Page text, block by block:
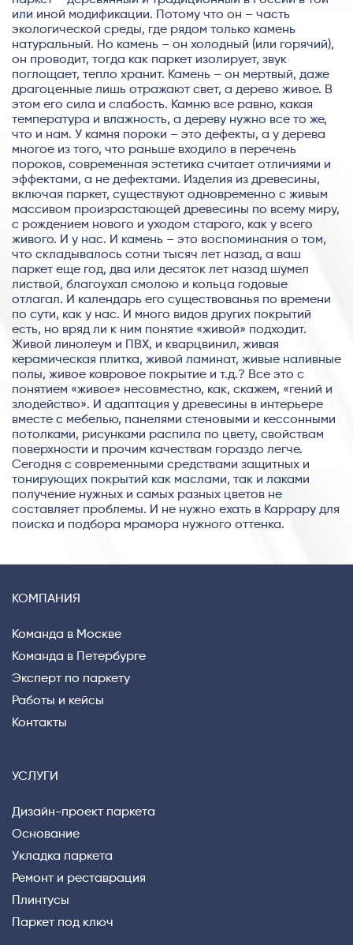
или иной модификации. Потому что он – часть
экологической среды, где рядом только камень
натуральный. Но камень – он холодный (или горячий),
он проводит, тогда как паркет изолирует, звук
поглощает, тепло хранит. Камень – он мертвый, даже
драгоценные лишь отражают свет, а дерево живое. В
этом его сила и слабость. Камню все равно, какая
температура и влажность, а дереву нужно все то же,
что и нам. У камня пороки – это дефекты, а у дерева
многое из того, что раньше входило в перечень
пороков, современная эстетика считает отличиями и
эффектами, а не дефектами. Изделия из древесины,
включая паркет, существуют одновременно с живым
массивом произрастающей древесины по всему миру,
с рождением нового и уходом старого, как у всего
живого. И у нас. И камень – это воспоминания о том,
что складывалось сотни тысяч лет назад, а ваш
паркет еще год, два или десяток лет назад шумел
листвой, благоухал смолою и кольца годовые
отлагал. И календарь его существованья по времени
по сути, как у нас. И много видов других покрытий
есть, но вряд ли к ним понятие «живой» подходит.
Живой линолеум и ПВХ, и кварцвинил, живая
керамическая плитка, живой ламинат, живые наливные
полы, живое ковровое покрытие и т.д.? Все это с
понятием «живое» несовместно, как, скажем, «гений и
злодейство». И адаптация у древесины в интерьере
вместе с мебелью, панелями стеновыми и кессонными
потолками, рисунками распила по цвету, свойствам
поверхности и прочим качествам гораздо легче.
Сегодня с современными средствами защитных и
тонирующих покрытий как маслами, так и лаками
получение нужных и самых разных цветов не
составляет проблемы. И не нужно ехать в Каррару для
поиска и подбора мрамора нужного оттенка.
КОМПАНИЯ
Команда в Москве
Команда в Петербурге
Эксперт по паркету
Работы и кейсы
Контакты
УСЛУГИ
Дизайн-проект паркета
Основание
Укладка паркета
Ремонт и реставрация
Плинтусы
Паркет под ключ